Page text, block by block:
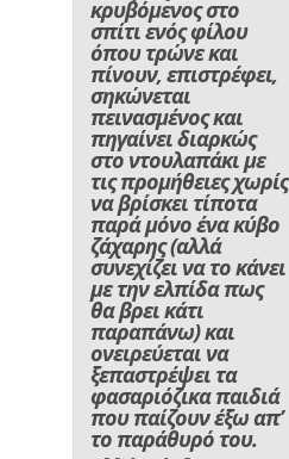
κρυβόμενος στο
σπίτι ενός φίλου
όπου τρώνε και
πίνουν, επιστρέφει,
σηκώνεται
πεινασμένος και
πηγαίνει διαρκώς
στο ντουλαπάκι με
τις προμήθειες χωρίς
να βρίσκει τίποτα
παρά μόνο ένα κύβο
ζάχαρης (αλλά
συνεχίζει να το κάνει
με την ελπίδα πως
θα βρει κάτι
παραπάνω) και
ονειρεύεται να
ξεπαστρέψει τα
φασαριόζικα παιδιά
που παίζουν έξω απ’
το παράθυρό του.